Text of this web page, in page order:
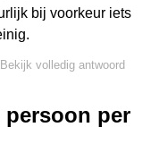
bij voorkeur iets
Bekijk volledig antwoord
persoon per